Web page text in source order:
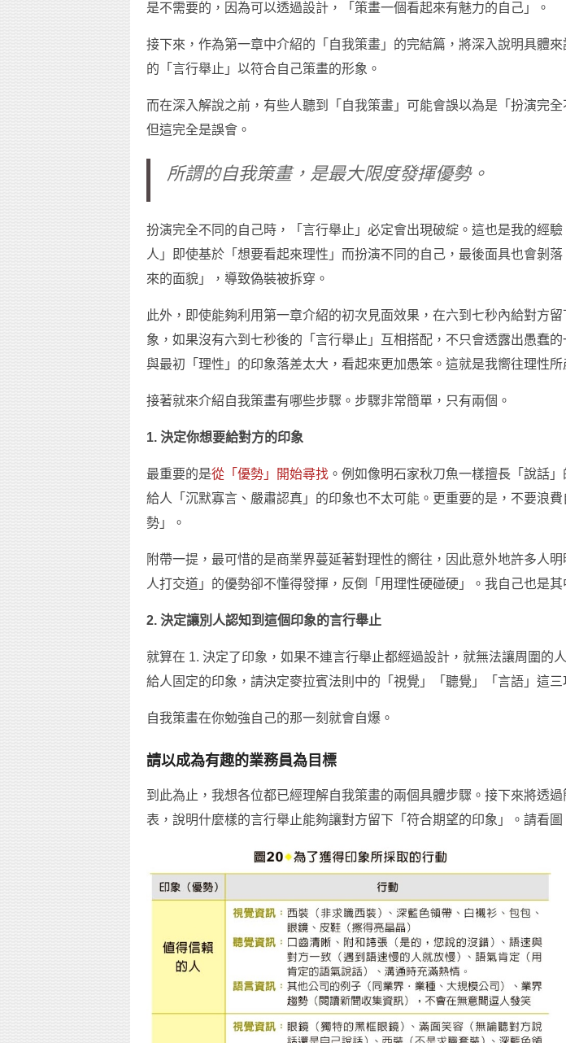
是不需要的，因為可以透過設計，「策畫一個看起來有魅力的自己」。
接下來，作為第一章中介紹的「自我策畫」的完結篇，將深入說明具體
的「言行舉止」以符合自己策畫的形象。
而在深入解說之前，有些人聽到「自我策畫」可能會誤以為是「扮演完全
但這完全是誤會。
所謂的自我策畫，是最大限度發揮優勢。
扮演完全不同的自己時，「言行舉止」必定會出現破綻。這也是我的經驗
人」即使基於「想要看起來理性」而扮演不同的自己，最後面具也會剝
來的面貌」，導致偽裝被拆穿。
此外，即使能夠利用第一章介紹的初次見面效果，在六到七秒內給對方
象，如果沒有六到七秒後的「言行舉止」互相搭配，不只會透露出愚蠢
與最初「理性」的印象落差太大，看起來更加愚笨。這就是我嚮往理性
接著就來介紹自我策畫有哪些步驟。步驟非常簡單，只有兩個。
1. 決定你想要給對方的印象
最重要的是從「優勢」開始尋找 。例如像明石家秋刀魚一樣擅長「說話
給人「沉默寡言、嚴肅認真」的印象也不太可能。更重要的是，不要浪
勢」。
附帶一提，最可惜的是商業界蔓延著對理性的嚮往，因此意外地許多人
人打交道」的優勢卻不懂得發揮，反倒「用理性硬碰硬」。我自己也是其
2. 決定讓別人認知到這個印象的言行舉止
就算在 1. 決定了印象，如果不連言行舉止都經過設計，就無法讓周圍的
給人固定的印象，請決定麥拉賓法則中的「視覺」「聽覺」「言語」這三
自我策畫在你勉強自己的那一刻就會自爆。
請以成為有趣的業務員為目標
到此為止，我想各位都已經理解自我策畫的兩個具體步驟。接下來將透
表，說明什麼樣的言行舉止能夠讓對方留下「符合期望的印象」。請看圖